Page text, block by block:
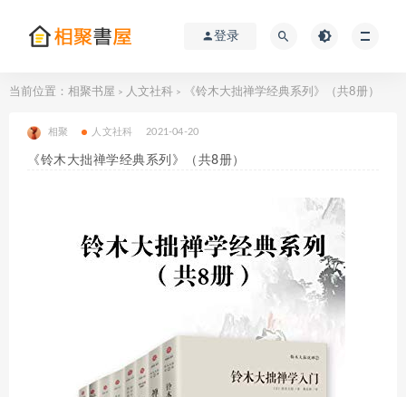
登录
当前位置： 相聚书屋 > 人文社科 > 《铃木大拙禅学经典系列》（共8册）
相聚 人文社科 2021-04-20
《铃木大拙禅学经典系列》（共8册）